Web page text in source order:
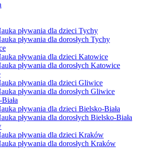
pływania dla dzieci Tychy
pływania dla dorosłych Tychy
pływania dla dzieci Katowice
pływania dla dorosłych Katowice
pływania dla dzieci Gliwice
pływania dla dorosłych Gliwice
pływania dla dzieci Bielsko-Biała
pływania dla dorosłych Bielsko-Biała
pływania dla dzieci Kraków
pływania dla dorosłych Kraków